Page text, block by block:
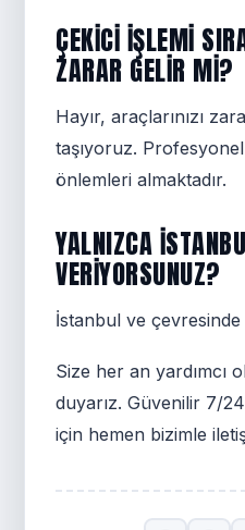
ÇEKICI IŞLEMI
ZARAR GELIR MI?
Hayır, araçlarınızı
taşıyoruz.
önlemleri almaktadır.
YALNIZCA
VERIYORSUNUZ?
İstanbul ve
Size her an yardımcı
duyarız. Güvenilir 7/
için hemen bizimle